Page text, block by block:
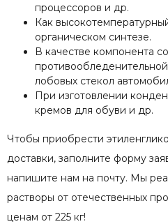
процессоров и др.
Как
органическом синтезе.
В качестве компонента
лобовых стекол
При изготовлении
кремов для обуви и др.
Чтобы приобрести
доставки, заполните форму
напишите нам на почту. Мы
растворы от отечественных
ценам от 225 кг!